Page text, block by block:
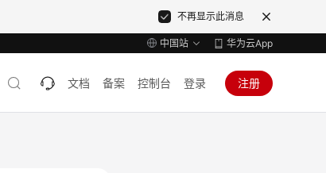
不再显示此消息
中国站 华为云App
文档 备案 控制台 登录 注册